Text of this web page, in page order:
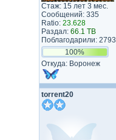
Стаж: 15 лет 3 мес.
Сообщений: 335
Ratio: 23.628
Раздал: 66.1 TB
Поблагодарили: 2793
100%
Откуда: Воронеж
torrent20